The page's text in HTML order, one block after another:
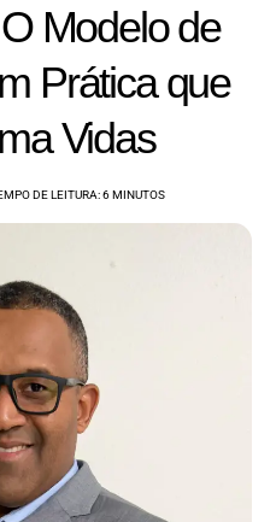
Modelo de
Prática que
Vidas
DE LEITURA: 6 MINUTOS